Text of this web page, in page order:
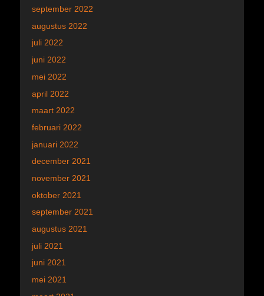
september 2022
augustus 2022
juli 2022
juni 2022
mei 2022
april 2022
maart 2022
februari 2022
januari 2022
december 2021
november 2021
oktober 2021
september 2021
augustus 2021
juli 2021
juni 2021
mei 2021